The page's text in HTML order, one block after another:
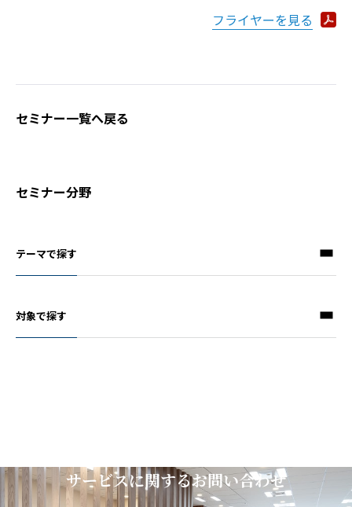
フライヤーを見る
セミナー一覧へ戻る
セミナー分野
テーマで探す
対象で探す
サービスに関するお問い合わせ